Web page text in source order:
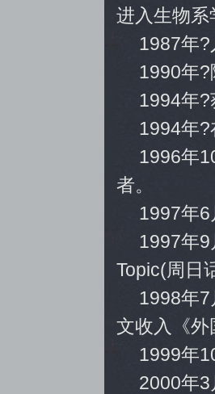
进入生物系
1987年
1990年
1994年
1994年
1996年
者。
1997年
1997年
Topic(周日
1998年
文收入《
1999年
2000年